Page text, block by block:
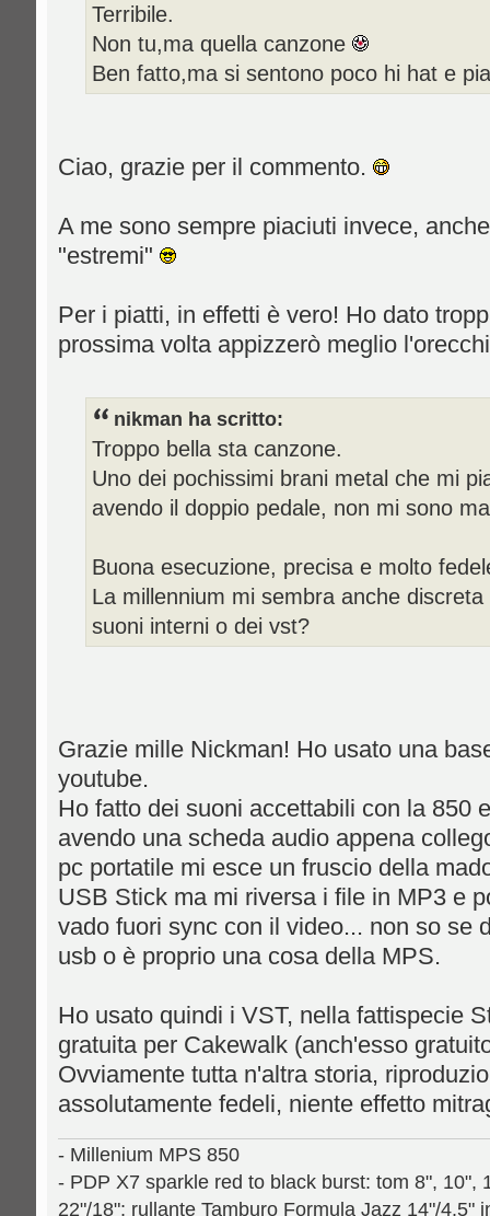
Terribile.
Non tu,ma quella canzone
Ben fatto,ma si sentono poco hi hat e
Ciao, grazie per il commento.
A me sono sempre piaciuti invece,
"estremi"
Per i piatti, in effetti è vero! Ho dato
prossima volta appizzerò meglio
nikman ha scritto:
Troppo bella sta canzone.
Uno dei pochissimi brani metal che mi
avendo il doppio pedale, non mi sono
Buona esecuzione, precisa e molto
La millennium mi sembra anche
suoni interni o dei vst?
Grazie mille Nickman! Ho usato una
youtube.
Ho fatto dei suoni accettabili con la 850
avendo una scheda audio appena
pc portatile mi esce un fruscio della
USB Stick ma mi riversa i file in MP3 e
vado fuori sync con il video... non so se
usb o è proprio una cosa della MPS.
Ho usato quindi i VST, nella fattispecie
gratuita per Cakewalk (anch'esso
Ovviamente tutta n'altra storia,
assolutamente fedeli, niente effetto
- Millenium MPS 850
- PDP X7 sparkle red to black burst: tom 8", 10",
22"/18"; rullante Tamburo Formula Jazz 14"/4.5"